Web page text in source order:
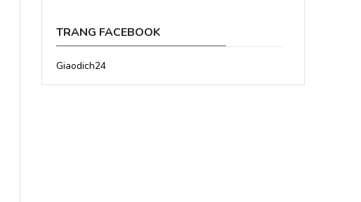
TRANG FACEBOOK
Giaodich24